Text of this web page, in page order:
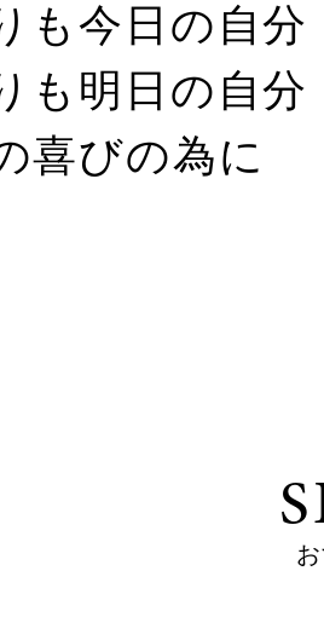
も今日の自分
も明日の自分
喜びの為に